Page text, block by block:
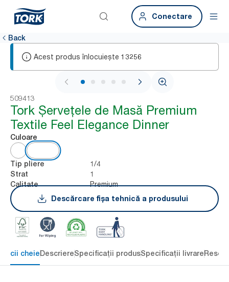
Conectare
Back
Acest produs înlocuiește 13256
1 / 6
509413
Tork Șervețele de Masă Premium
Textile Feel Elegance Dinner
Culoare
Tip pliere 1/4
Strat 1
Calitate
Premium
Descărcare fișa tehnică a produsului
cheieDescriereSpecificații produsSpecificații livrare